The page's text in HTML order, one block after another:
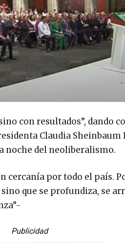
con resultados”, dando
Claudia Sheinbaum
noche del neoliberalismo.
por todo el país.
que se profundiza, se
Publicidad